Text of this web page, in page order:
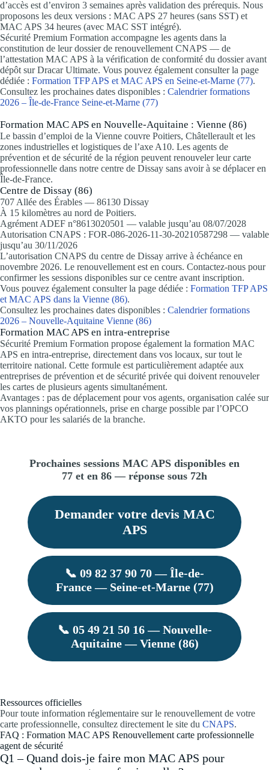
d’accès est d’environ 3 semaines après validation des prérequis. Nous
proposons les deux versions : MAC APS 27 heures (sans SST) et
MAC APS 34 heures (avec MAC SST intégré).
Sécurité Premium Formation accompagne les agents dans la
constitution de leur dossier de renouvellement CNAPS — de
l’attestation MAC APS à la vérification de conformité du dossier avant
dépôt sur Dracar Ultimate. Vous pouvez également consulter la page
dédiée : Formation TFP APS et MAC APS en Seine-et-Marne (77).
Consultez les prochaines dates disponibles : Calendrier formations
2026 – Île-de-France Seine-et-Marne (77)
Formation MAC APS en Nouvelle-Aquitaine : Vienne (86)
Le bassin d’emploi de la Vienne couvre Poitiers, Châtellerault et les
zones industrielles et logistiques de l’axe A10. Les agents de
prévention et de sécurité de la région peuvent renouveler leur carte
professionnelle dans notre centre de Dissay sans avoir à se déplacer en
Île-de-France.
Centre de Dissay (86)
707 Allée des Érables — 86130 Dissay
À 15 kilomètres au nord de Poitiers.
Agrément ADEF n°8613020501 — valable jusqu’au 08/07/2028
Autorisation CNAPS : FOR-086-2026-11-30-20210587298 — valable
jusqu’au 30/11/2026
L’autorisation CNAPS du centre de Dissay arrive à échéance en
novembre 2026. Le renouvellement est en cours. Contactez-nous pour
confirmer les sessions disponibles sur ce centre avant inscription.
Vous pouvez également consulter la page dédiée : Formation TFP APS
et MAC APS dans la Vienne (86).
Consultez les prochaines dates disponibles : Calendrier formations
2026 – Nouvelle-Aquitaine Vienne (86)
Formation MAC APS en intra-entreprise
Sécurité Premium Formation propose également la formation MAC
APS en intra-entreprise, directement dans vos locaux, sur tout le
territoire national. Cette formule est particulièrement adaptée aux
entreprises de prévention et de sécurité privée qui doivent renouveler
les cartes de plusieurs agents simultanément.
Avantages : pas de déplacement pour vos agents, organisation calée sur
vos plannings opérationnels, prise en charge possible par l’OPCO
AKTO pour les salariés de la branche.
Prochaines sessions MAC APS disponibles en
77 et en 86 — réponse sous 72h
Demander votre devis MAC
APS
📞 09 82 37 90 70 — Île-de-
France — Seine-et-Marne (77)
📞 05 49 21 50 16 — Nouvelle-
Aquitaine — Vienne (86)
Ressources officielles
Pour toute information réglementaire sur le renouvellement de votre
carte professionnelle, consultez directement le site du CNAPS.
FAQ : Formation MAC APS Renouvellement carte professionnelle
agent de sécurité
Q1 – Quand dois-je faire mon MAC APS pour